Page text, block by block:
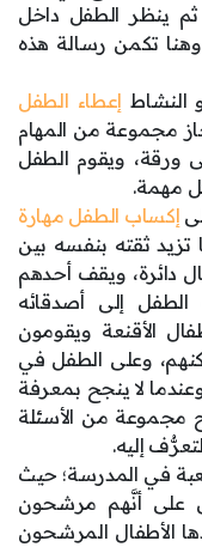
ينظر الطفل داخل
تكمن رسالة هذه
النشاط إعطاء الطفل
مجموعة من المهام
ورقة، ويقوم الطفل
كل مهمة.
إكساب الطفل مهارة
تزيد ثقته بنفسه بين
دائرة، ويقف أحدهم
إلى أصدقائه
الأقنعة ويقومون
وعلى الطفل في
لا ينجح بمعرفة
مجموعة من الأسئلة
إليه.
في المدرسة؛ حيث
على أنَّهم مرشحون
الأطفال المرشحون